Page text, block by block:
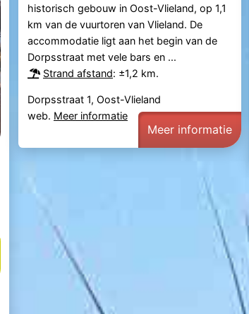
historisch gebouw in Oost-Vlieland, op 1,1
km van de vuurtoren van Vlieland. De
accommodatie ligt aan het begin van de
Dorpsstraat met vele bars en ...
Strand afstand: ±1,2 km.
Dorpsstraat 1, Oost-Vlieland
web. Meer informatie
Meer informatie